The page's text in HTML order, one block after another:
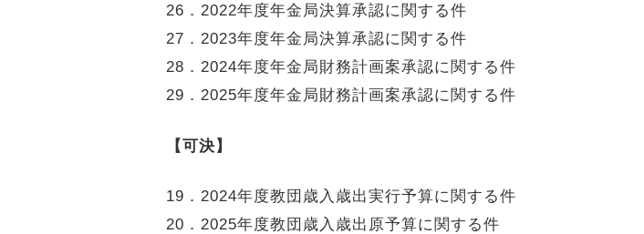
26．2022年度年金局決算承認に関する件
27．2023年度年金局決算承認に関する件
28．2024年度年金局財務計画案承認に関する件
29．2025年度年金局財務計画案承認に関する件
【可決】
19．2024年度教団歳入歳出実行予算に関する件
20．2025年度教団歳入歳出原予算に関する件